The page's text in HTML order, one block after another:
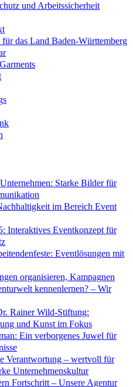
und Arbeitssicherheit
für das Land Baden-Württemberg
Starke Bilder für
im Bereich Event
Interaktives Eventkonzept für
Eventlösungen mit
organisieren, Kampagnen
kennenlernen? – Wir
Rainer Wild-Stiftung:
und Kunst im Fokus
Ein verborgenes Juwel für
Verantwortung – wertvoll für
Unternehmenskultur
Fortschritt – Unsere Agentur